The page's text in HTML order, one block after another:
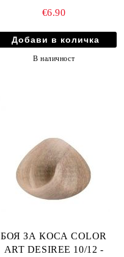
ИЗРУСЯВАНЕ
€6.90
В наличност
БОЯ ЗА КОСА COLOR
ART DESIREE 10/12 -